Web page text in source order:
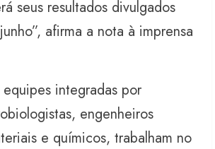
seus resultados divulgados
afirma a nota à imprensa
integradas por
engenheiros
e químicos, trabalham no